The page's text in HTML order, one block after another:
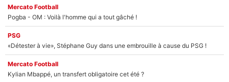
Mercato Football
Pogba - OM : Voilà l'homme qui a tout gâché !
PSG
«Détester à vie», Stéphane Guy dans une embrouille à cause du PSG !
Mercato Football
Kylian Mbappé, un transfert obligatoire cet été ?